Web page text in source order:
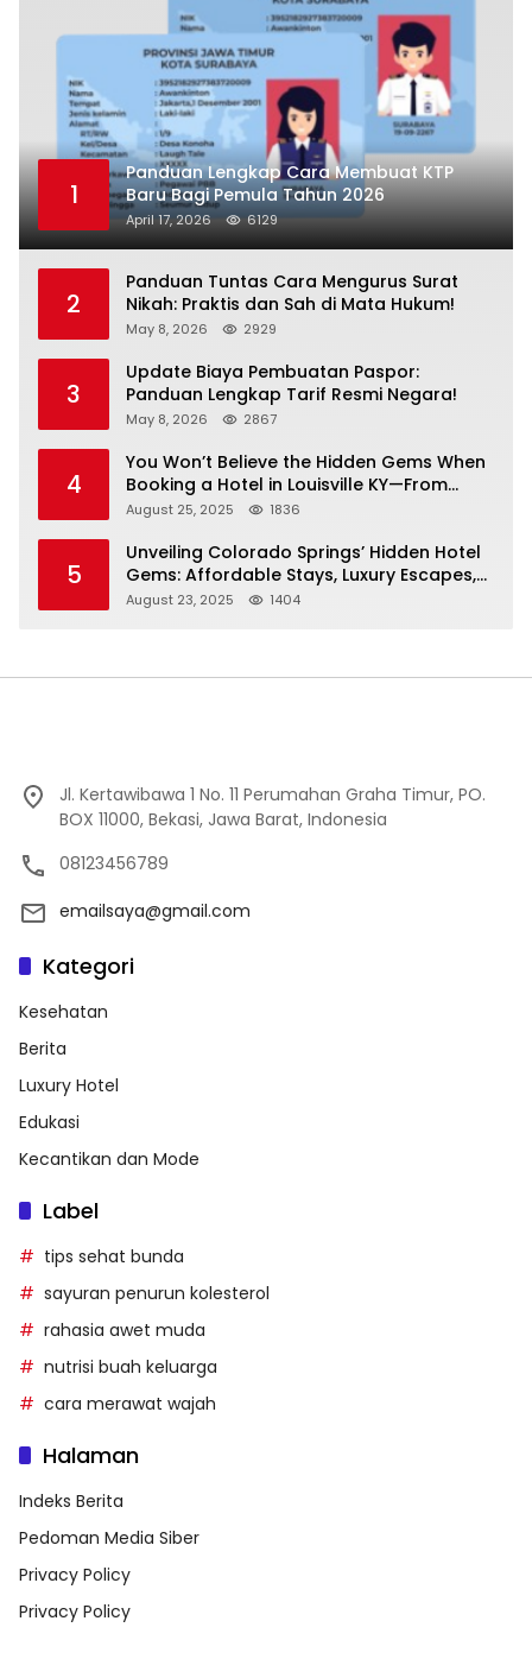
1
Panduan Lengkap Cara Membuat KTP
Baru Bagi Pemula Tahun 2026
April 17, 2026 6129
2
Panduan Tuntas Cara Mengurus Surat
Nikah: Praktis dan Sah di Mata Hukum!
May 8, 2026 2929
3
Update Biaya Pembuatan Paspor:
Panduan Lengkap Tarif Resmi Negara!
May 8, 2026 2867
4
You Won’t Believe the Hidden Gems When
Booking a Hotel in Louisville KY—From
Cheap to Luxe!
August 25, 2025 1836
5
Unveiling Colorado Springs’ Hidden Hotel
Gems: Affordable Stays, Luxury Escapes,
and Everything In Between!
August 23, 2025 1404
Jl. Kertawibawa 1 No. 11 Perumahan Graha Timur, PO.
BOX 11000, Bekasi, Jawa Barat, Indonesia
08123456789
emailsaya@gmail.com
Kategori
Kesehatan
Berita
Luxury Hotel
Edukasi
Kecantikan dan Mode
Label
tips sehat bunda
sayuran penurun kolesterol
rahasia awet muda
nutrisi buah keluarga
cara merawat wajah
Halaman
Indeks Berita
Pedoman Media Siber
Privacy Policy
Privacy Policy